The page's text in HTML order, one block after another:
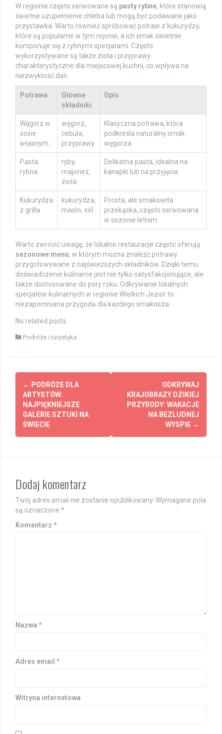
W regionie często serwowane są pasty rybne, które stanowią
świetne uzupełnienie chleba lub mogą być podawane jako
przystawka. Warto również spróbować potraw z kukurydzy,
które są popularne w tym rejonie, a ich smak świetnie
komponuje się z rybnymi specjałami. Często
wykorzystywane są także zioła i przyprawy
charakterystyczne dla miejscowej kuchni, co wpływa na
niezwykłość dań.
Potrawa
Główne
składniki
Opis
Węgorz w
sosie
własnym
węgorz,
cebula,
przyprawy
Klasyczna potrawa, która
podkreśla naturalny smak
węgorza.
Pasta
rybna
ryby,
majonez,
zioła
Delikatna pasta, idealna na
kanapki lub na przyjęcia.
Kukurydza
z grilla
kukurydza,
masło, sól
Prosta, ale smakowita
przekąska, często serwowana
w sezonie letnim.
Warto zwrócić uwagę, że lokalne restauracje często oferują
sezonowe menu, w którym można znaleźć potrawy
przygotowywane z najświeższych składników. Dzięki temu
doświadczenie kulinarne jest nie tylko satysfakcjonujące, ale
także dostosowane do pory roku. Odkrywanie lokalnych
specjałów kulinarnych w regionie Wielkich Jezior to
niezapomniana przygoda dla każdego smakosza.
No related posts.
Podróże i turystyka
Post
navigation
← PODRÓŻE DLA
ARTYSTÓW:
NAJPIĘKNIEJSZE
GALERIE SZTUKI NA
ŚWIECIE
ODKRYWAJ
KRAJOBRAZY DZIKIEJ
PRZYRODY: WAKACJE
NA BEZLUDNEJ
WYSPIE →
Dodaj komentarz
Twój adres email nie zostanie opublikowany. Wymagane pola
są oznaczone *
Komentarz *
Nazwa *
Adres email *
Witryna internetowa